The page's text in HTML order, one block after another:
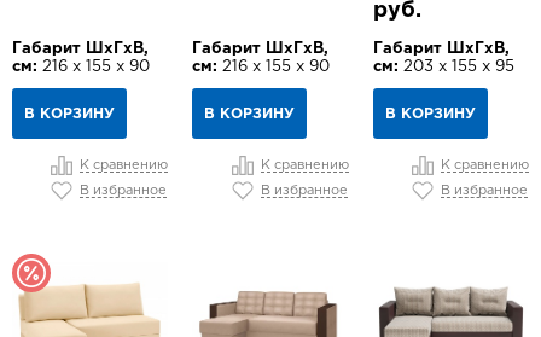
Габарит ШхГхВ,
см: 216 х 155 х 90
В КОРЗИНУ
К сравнению
В избранное
Габарит ШхГхВ,
см: 216 х 155 х 90
В КОРЗИНУ
К сравнению
В избранное
руб.
Габарит ШхГхВ,
см: 203 х 155 х 95
В КОРЗИНУ
К сравнению
В избранное